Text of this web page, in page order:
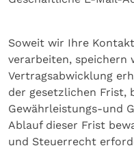
Soweit wir Ihre
verarbeiten, speichern
Vertragsabwicklung
der gesetzlichen Frist,
Gewährleistungs-und
Ablauf dieser Frist
und Steuerrecht